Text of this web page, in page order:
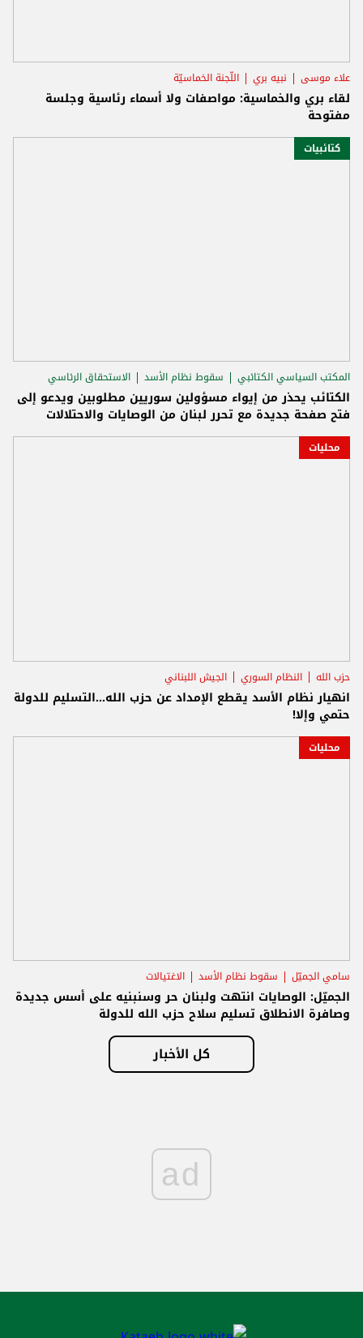
علاء موسى نبيه بري اللّجنة الخماسيّة
لقاء بري والخماسية: مواصفات ولا أسماء رئاسية وجلسة
مفتوحة
كتائبيات
المكتب السياسي الكتائبي سقوط نظام الأسد الاستحقاق الرئاسي
الكتائب يحذر من إيواء مسؤولين سوريين مطلوبين ويدعو إلى
فتح صفحة جديدة مع تحرر لبنان من الوصايات والاحتلالات
محليات
حزب الله النظام السوري الجيش اللبناني
انهيار نظام الأسد يقطع الإمداد عن حزب الله...التسليم للدولة
حتمي وإلا!
محليات
سامي الجميّل سقوط نظام الأسد الاغتيالات
الجميّل: الوصايات انتهت ولبنان حر وسنبنيه على أسس جديدة
وصافرة الانطلاق تسليم سلاح حزب الله للدولة
كل الأخبار
ad